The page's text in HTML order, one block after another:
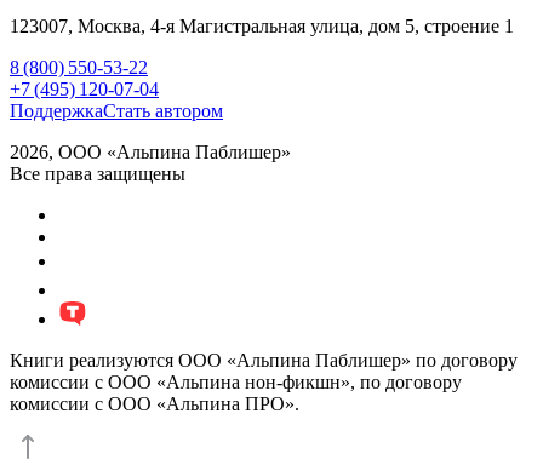
123007, Москва, 4-я Магистральная улица, дом 5, строение 1
8 (800) 550-53-22
+7 (495) 120-07-04
ПоддержкаСтать автором
2026, ООО «Альпина Паблишер»
Все права защищены
Книги реализуются ООО «Альпина Паблишер» по договору
комиссии с ООО «Альпина нон-фикшн», по договору
комиссии с ООО «Альпина ПРО».